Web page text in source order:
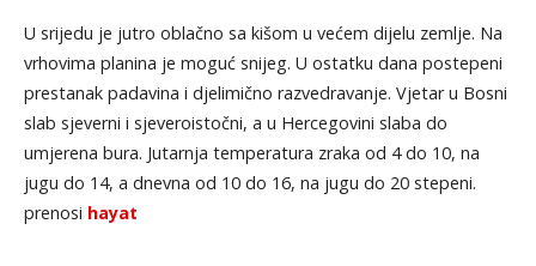
U srijedu je jutro oblačno sa kišom u većem dijelu zemlje. Na
vrhovima planina je moguć snijeg. U ostatku dana postepeni
prestanak padavina i djelimično razvedravanje. Vjetar u Bosni
slab sjeverni i sjeveroistočni, a u Hercegovini slaba do
umjerena bura. Jutarnja temperatura zraka od 4 do 10, na
jugu do 14, a dnevna od 10 do 16, na jugu do 20 stepeni.
prenosi hayat